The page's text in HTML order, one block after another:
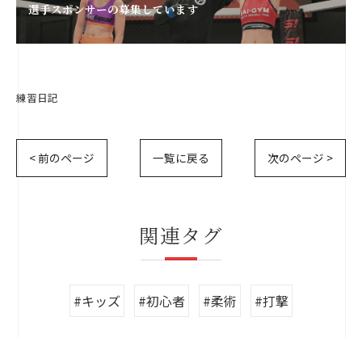
選手スポンサーの募集しています
練習日記
< 前のページ 一覧に戻る 次のページ >
関連タグ
#キッズ #初心者 #柔術 #打撃